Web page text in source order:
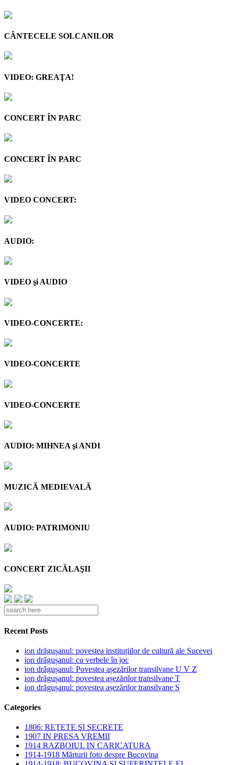
CÂNTECELE SOLCANILOR
VIDEO: GREAŢA!
CONCERT ÎN PARC
CONCERT ÎN PARC
VIDEO CONCERT:
AUDIO:
VIDEO şi AUDIO
VIDEO-CONCERTE:
VIDEO-CONCERTE
VIDEO-CONCERTE
AUDIO: MIHNEA şi ANDI
MUZICĂ MEDIEVALĂ
AUDIO: PATRIMONIU
CONCERT ZICĂLAŞII
Recent Posts
ion drăgușanul: povestea instituțiilor de cultură ale Sucevei
ion drăgușanul: cu verbele în joc
ion drăgușanul: Povestea așezărilor transilvane U V Z
ion drăgușanul: povestea așezărilor transilvane T
ion drăgușanul: povestea așezărilor transilvane S
Categories
1806: REŢETE ŞI SECRETE
1907 IN PRESA VREMII
1914 RAZBOIUL IN CARICATURA
1914-1918 Mărturii foto despre Bucovina